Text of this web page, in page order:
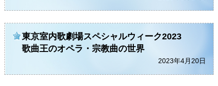
東京室内歌劇場スペシャルウィーク2023
歌曲王のオペラ・宗教曲の世界
2023年4月20日